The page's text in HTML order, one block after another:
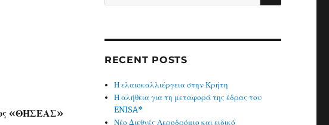
«ΘΗΣΕΑΣ»
for:
RECENT POSTS
Η ελαιοκαλλιέργεια στην Κρήτη
Η αλήθεια για τη μεταφορά της έδρας του
ENISA*
Νέο Διεθνές Αεροδρόμιο και ειδικό